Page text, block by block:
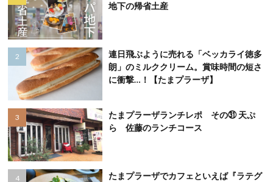
地下の帰省土産
連日飛ぶように売れる「ベッカライ徳多
朗」のミルククリーム。賞味時間の短さ
に衝撃…！【たまプラーザ】
たまプラーザランチレポ その㉛ 天ぷ
ら 佐藤のランチコース
たまプラーザでカフェといえば『ラテグ